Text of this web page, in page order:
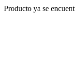
Producto ya se